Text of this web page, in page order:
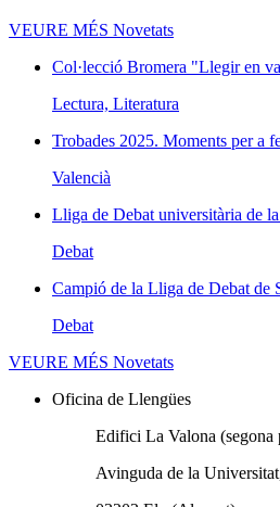
VEURE MÉS Novetats
Col·lecció Bromera "Llegir en
Lectura, Literatura
Trobades 2025. Moments per a
Valencià
Lliga de Debat universitària de
Debat
Campió de la Lliga de Debat de
Debat
VEURE MÉS Novetats
Oficina de Llengües
Edifici La Valona (segona
Avinguda de la